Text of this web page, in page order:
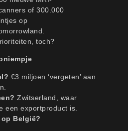
of 300.000
op
toch?
€3 miljoen ‘vergeten’ aan
Zwitserland, waar
een exportproduct is.
België?